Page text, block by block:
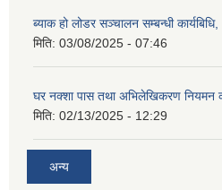
ब्याक हो लोडर सञ्चालन सम्बन्धी
मिति: 03/08/2025 - 07:46
घर नक्शा पास तथा अभिलेखिकरण नियमन
मिति: 02/13/2025 - 12:29
अन्य